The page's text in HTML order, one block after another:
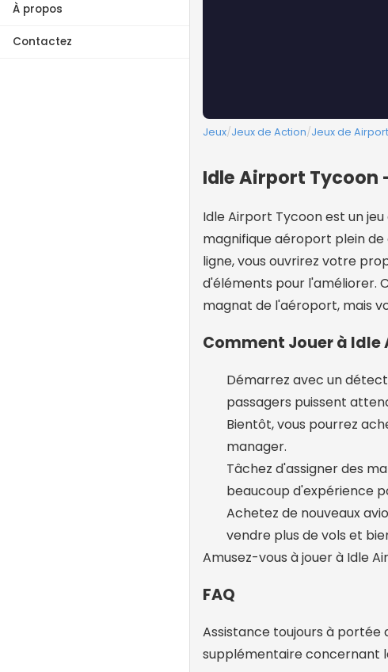
À propos
Contactez
Jeux/Jeux de Action/Jeux de Airport
Idle Airport Tycoon
Idle Airport Tycoon est un
magnifique aéroport plein
ligne, vous ouvrirez votre
d'éléments pour l'améliorer.
magnat de l'aéroport, mais
Comment Jouer à Idle
Démarrez avec un
passagers puissent
Bientôt, vous pourrez
manager.
Tâchez d'assigner des
beaucoup d'expérience
Achetez de nouveaux
vendre plus de vols et
Amusez-vous à jouer à Idle
FAQ
Assistance toujours à portée
supplémentaire concernant